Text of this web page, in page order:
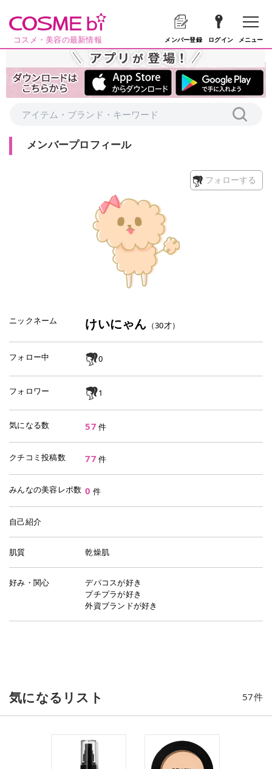
コスメ・美容の最新情報 メンバー登録 ログイン メニュー
メンバープロフィール
フォローする
ニックネーム けいにゃん （30才）
フォロー中 0
フォロワー 1
気になる数 57 件
クチコミ投稿数 77 件
みんなの美容レポ数 0 件
自己紹介
肌質 乾燥肌
好み・関心
デパコスが好き
プチプラが好き
外資ブランドが好き
気になるリスト 57件